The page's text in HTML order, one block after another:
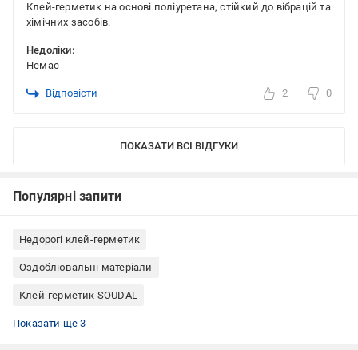
Клей-герметик на основі поліуретана, стійкий до вібрацій та
хімічних засобів.
Недоліки:
Немає
Відповісти 2 0
ПОКАЗАТИ ВСІ ВІДГУКИ
Популярні запити
Недорогі клей-герметик
Оздоблювальні матеріали
Клей-герметик SOUDAL
Поліуретановий клей-герметик
Клей-герметик Бельгія
Клей-герметик склеювання та герметизація
Показати ще 3